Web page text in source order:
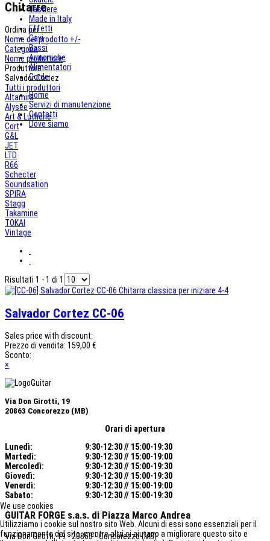
Tastiere
Made in Italy
Effetti
Cavi
Bassi
Armoniche
Alimentatori
Corde
Home
Servizi di manutenzione
Contatti
Dove siamo
Chitarre
Ordina per
Nome del prodotto +/-
Categoria
Nome produttore
Produttore:
Salvador Cortez
Tutti i produttori
Altamira
Alysée
Art & Lutherie
Cort
G&L
JET
LTD
R66
Schecter
Soundsation
SPIRA
Stagg
Takamine
TOKAI
Vintage
Risultati 1 - 1 di 1
Salvador Cortez CC-06
Sales price with discount:
Prezzo di vendita: 159,00 €
Sconto:
×
Via Don Girotti, 19
20863 Concorezzo (MB)
Orari di apertura
Lunedì:
9:30-12:30 // 15:00-19:30
Martedì:
9:30-12:30 // 15:00-19:00
Mercoledì:
9:30-12:30 // 15:00-19:30
Giovedì:
9:30-12:30 // 15:00-19:30
Venerdì:
9:30-12:30 // 15:00-19:00
Sabato:
9:30-12:30 // 15:00-19:30
GUITAR FORGE s.a.s. di Piazza Marco Andrea
Via Don Girotti, 19 - 20863 - Concorezzo (MB)
We use cookies
Utilizziamo i cookie sul nostro sito Web. Alcuni di essi sono essenziali per il
funzionamento del sito, mentre altri ci aiutano a migliorare questo sito e